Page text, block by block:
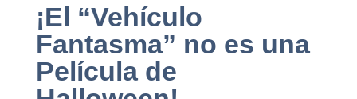
¡El “Vehículo
Fantasma” no es una
Película de